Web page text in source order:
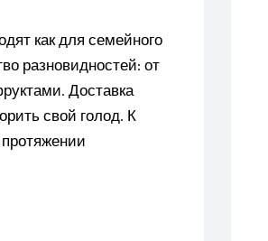
как для семейного
разновидностей: от
Доставка
свой голод. К